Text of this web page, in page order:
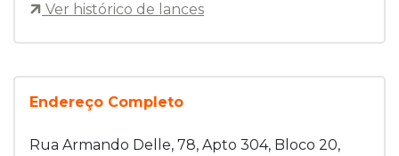
Endereço Completo
Rua Armando Delle, 78, Apto 304, Bloco 20,
Ver histórico de lances